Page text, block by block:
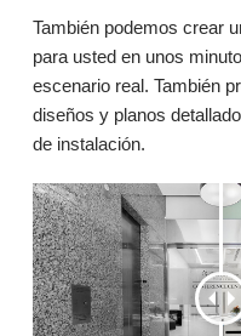
También podemos crear
para usted en unos
escenario real. También
diseños y planos
de instalación.